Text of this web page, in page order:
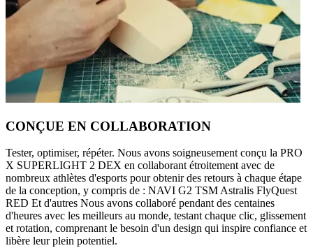
CONÇUE EN COLLABORATION
Tester, optimiser, répéter. Nous avons soigneusement conçu la PRO
X SUPERLIGHT 2 DEX en collaborant étroitement avec de
nombreux athlètes d'esports pour obtenir des retours à chaque étape
de la conception, y compris de : NAVI G2 TSM Astralis FlyQuest
RED Et d'autres Nous avons collaboré pendant des centaines
d'heures avec les meilleurs au monde, testant chaque clic, glissement
et rotation, comprenant le besoin d'un design qui inspire confiance et
libère leur plein potentiel.